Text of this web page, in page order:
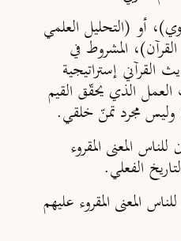
)، أو (التحليل العلمي
المشروط في
القرآني إستراتيجية
الذي يحقّق القيم
وليس مجرد تمنّ خلقي.
للناس المعنى المقروء
الفعلي.
للناس المعنى المقروء عليهم